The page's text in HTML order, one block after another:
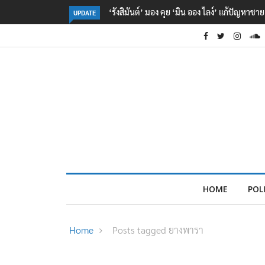
UPDATE ‘รังสิมันต์’ มอง คุย ‘มิน ออง ไลง์’ แก้ปัญหาช
HOME
Home Posts tagged ยางพารา